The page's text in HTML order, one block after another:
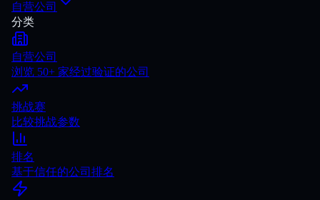
自营公司
分类
自营公司
浏览 50+ 家经过验证的公司
挑战赛
比较挑战参数
排名
基于信任的公司排名